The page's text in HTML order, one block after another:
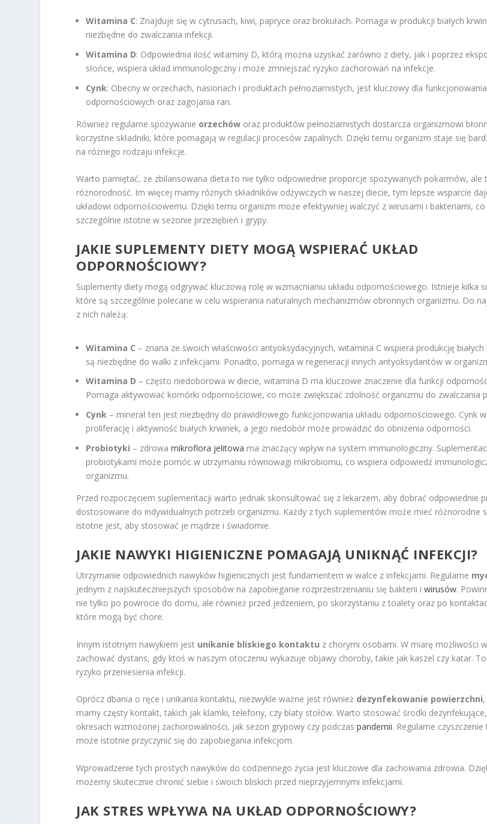
Witamina C: Znajduje się w cytrusach, kiwi, papryce oraz brokułach. Pomaga w produkcji białych
niezbędne do zwalczania infekcji.
Witamina D: Odpowiednia ilość witaminy D, którą można uzyskać zarówno z diety, jak i poprzez
słońce, wspiera układ immunologiczny i może zmniejszać ryzyko zachorowań na infekcje.
Cynk: Obecny w orzechach, nasionach i produktach pełnoziarnistych, jest kluczowy dla
odpornościowych oraz zagojania ran.
Również regularne spożywanie orzechów oraz produktów pełnoziarnistych dostarcza organizmowi
korzystne składniki, które pomagają w regulacji procesów zapalnych. Dzięki temu organizm staje się
na różnego rodzaju infekcje.
Warto pamiętać, że zbilansowana dieta to nie tylko odpowiednie proporcje spożywanych pokarmów, ale
różnorodność. Im więcej mamy różnych składników odżywczych w naszej diecie, tym lepsze wsparcie
układowi odpornościowemu. Dzięki temu organizm może efektywniej walczyć z wirusami i bakteriami,
szczególnie istotne w sezonie przeziębień i grypy.
JAKIE SUPLEMENTY DIETY MOGĄ WSPIERAĆ UKŁAD
ODPORNOŚCIOWY?
Suplementy diety mogą odgrywać kluczową rolę w wzmacnianiu układu odpornościowego. Istnieje kilka
które są szczególnie polecane w celu wspierania naturalnych mechanizmów obronnych organizmu. Do
z nich należą:
Witamina C – znana ze swoich właściwości antyoksydacyjnych, witamina C wspiera produkcję
są niezbędne do walki z infekcjami. Ponadto, pomaga w regeneracji innych antyoksydantów w
Witamina D – często niedoborowa w diecie, witamina D ma kluczowe znaczenie dla funkcji
Pomaga aktywować komórki odpornościowe, co może zwiększać zdolność organizmu do zwalczania
Cynk – minerał ten jest niezbędny do prawidłowego funkcjonowania układu odpornościowego. Cynk
proliferację i aktywność białych krwinek, a jego niedobór może prowadzić do obniżenia odporności.
Probiotyki – zdrowamikroflora jelitowa ma znaczący wpływ na system immunologiczny.
probiotykami może pomóc w utrzymaniu równowagi mikrobiomu, co wspiera odpowiedź
organizmu.
Przed rozpoczęciem suplementacji warto jednak skonsultować się z lekarzem, aby dobrać odpowiednie
dostosowane do indywidualnych potrzeb organizmu. Każdy z tych suplementów może mieć różnorodne
istotne jest, aby stosować je mądrze i świadomie.
JAKIE NAWYKI HIGIENICZNE POMAGAJĄ UNIKNĄĆ INFEKCJI?
Utrzymanie odpowiednich nawyków higienicznych jest fundamentem w walce z infekcjami. Regularne
jednym z najskuteczniejszych sposobów na zapobieganie rozprzestrzenianiu się bakterii iwirusów.
nie tylko po powrocie do domu, ale również przed jedzeniem, po skorzystaniu z toalety oraz po
które mogą być chore.
Innym istotnym nawykiem jest unikanie bliskiego kontaktu z chorymi osobami. W miarę możliwości
zachować dystans, gdy ktoś w naszym otoczeniu wykazuje objawy choroby, takie jak kaszel czy katar.
ryzyko przeniesienia infekcji.
Oprócz dbania o ręce i unikania kontaktu, niezwykle ważne jest również dezynfekowanie powierzchni
mamy częsty kontakt, takich jak klamki, telefony, czy blaty stołów. Warto stosować środki
okresach wzmożonej zachorowalności, jak sezon grypowy czy podczaspandemii. Regularne
może istotnie przyczynić się do zapobiegania infekcjom.
Wprowadzenie tych prostych nawyków do codziennego życia jest kluczowe dla zachowania zdrowia.
możemy skutecznie chronić siebie i swoich bliskich przed nieprzyjemnymi infekcjami.
JAK STRES WPŁYWA NA UKŁAD ODPORNOŚCIOWY?